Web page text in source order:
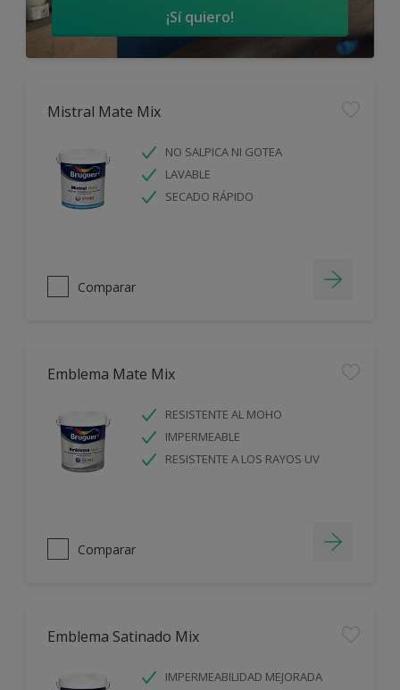
¡Sí quiero!
Mistral Mate Mix
NO SALPICA NI GOTEA
LAVABLE
SECADO RÁPIDO
Comparar
Emblema Mate Mix
RESISTENTE AL MOHO
IMPERMEABLE
RESISTENTE A LOS RAYOS UV
Comparar
Emblema Satinado Mix
IMPERMEABILIDAD MEJORADA